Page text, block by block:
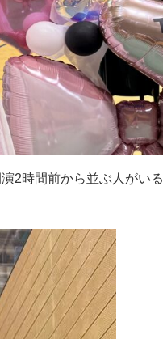
2時間前から並ぶ人がいる